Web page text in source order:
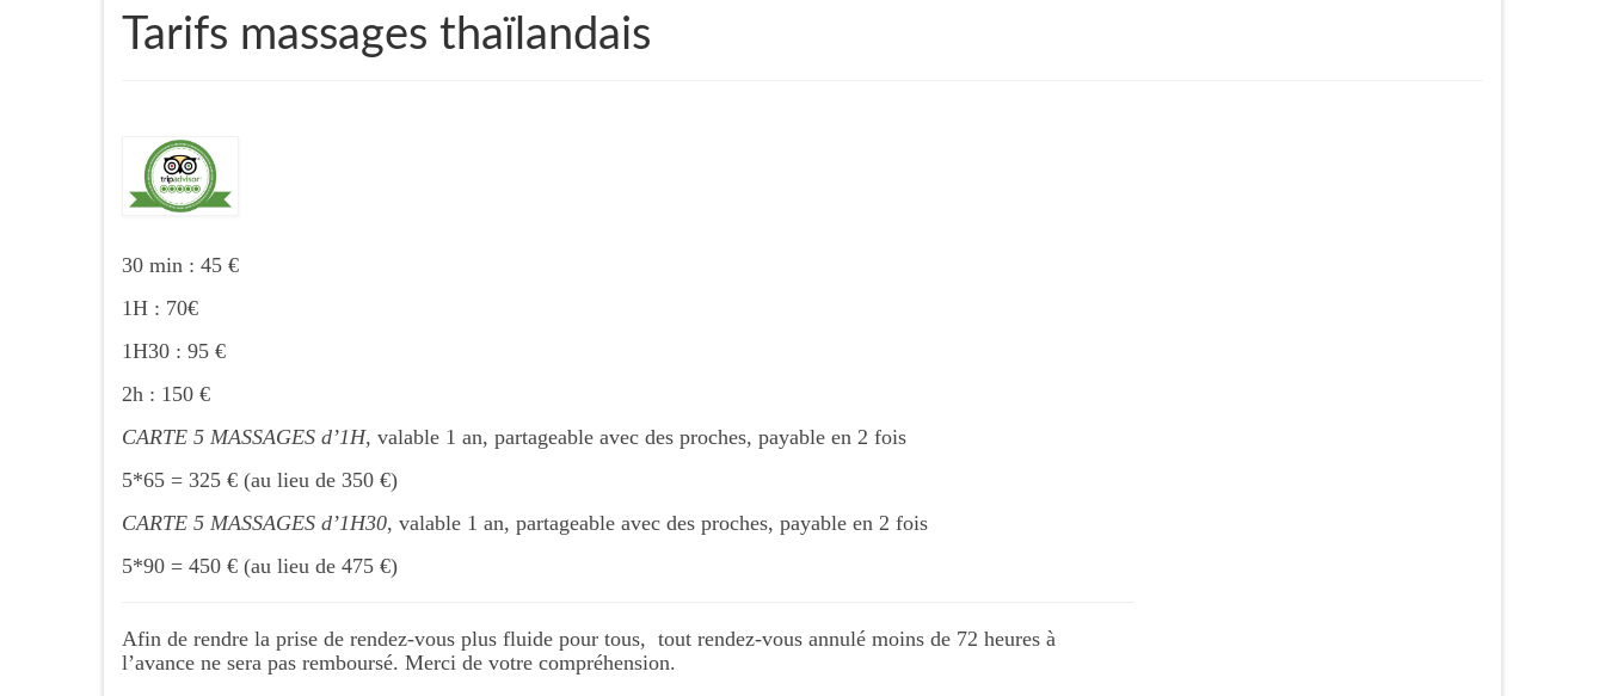
Tarifs massages thaïlandais
30 min : 45 €
1H : 70€
1H30 : 95 €
2h : 150 €
CARTE 5 MASSAGES d’1H, valable 1 an, partageable avec des proches, payable en 2 fois
5*65 = 325 € (au lieu de 350 €)
CARTE 5 MASSAGES d’1H30, valable 1 an, partageable avec des proches, payable en 2 fois
5*90 = 450 € (au lieu de 475 €)
Afin de rendre la prise de rendez-vous plus fluide pour tous, tout rendez-vous annulé moins de 72 heures à
l’avance ne sera pas remboursé. Merci de votre compréhension.